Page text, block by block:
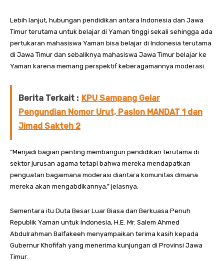
Lebih lanjut, hubungan pendidikan antara Indonesia dan Jawa
Timur terutama untuk belajar di Yaman tinggi sekali sehingga ada
pertukaran mahasiswa Yaman bisa belajar di Indonesia terutama
di Jawa Timur dan sebaliknya mahasiswa Jawa Timur belajar ke
Yaman karena memang perspektif keberagamannya moderasi.
Berita Terkait : KPU Sampang Gelar
Pengundian Nomor Urut, Paslon MANDAT 1 dan
Jimad Sakteh 2
“Menjadi bagian penting membangun pendidikan terutama di
sektor jurusan agama tetapi bahwa mereka mendapatkan
penguatan bagaimana moderasi diantara komunitas dimana
mereka akan mengabdikannya,” jelasnya.
Sementara itu Duta Besar Luar Biasa dan Berkuasa Penuh
Republik Yaman untuk Indonesia, H.E. Mr. Salem Ahmed
Abdulrahman Balfakeeh menyampaikan terima kasih kepada
Gubernur Khofifah yang menerima kunjungan di Provinsi Jawa
Timur.